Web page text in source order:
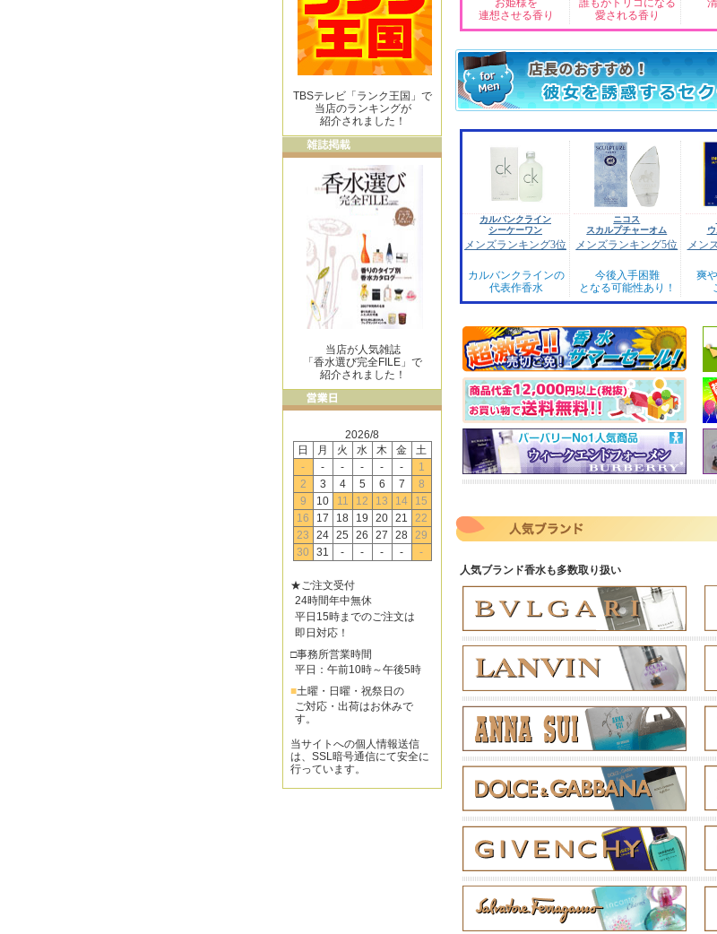
お姫様を
連想させる香り
誰もがトリコになる
愛される香り
カルバンクライン
シーケーワン
メンズランキング3位
カルバンクラインの
代表作香水
ニコス
スカルプチャーオム
メンズランキング5位
今後入手困難
となる可能性あり！
メン
爽
人気ブランド香水も多数取り扱い
TBSテレビ「ランク王国」で
当店のランキングが
紹介されました！
当店が人気雑誌
「香水選び完全FILE」で
紹介されました！
2026/8
日
月 火 水 木 金
土
-
- - - - -
1
2
3 4 5 6 7
8
9
10 11 12 13 14
15
16
17 18 19 20 21
22
23
24 25 26 27 28 29
30
31 - - - - -
★ご注文受付
24時間年中無休
平日15時までのご注文は
即日対応！
□事務所営業時間
平日：午前10時～午後5時
■土曜・日曜・祝祭日の
ご対応・出荷はお休みで
す。
当サイトへの個人情報送信
は、SSL暗号通信にて安全に
行っています。